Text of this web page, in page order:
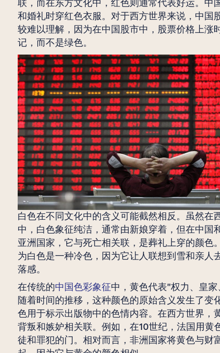
联，而在东方文化中，红色则通常代表好运。中
和婚礼时穿红色衣服。对于西方世界来说，中国
较难以理解，因为在中国股市中，股票价格上涨
记，而不是绿色。
白色在不同文化中的含义可能截然相反。虽然在
中，白色象征纯洁，通常由新娘穿着，但在中国
亚洲国家，它与死亡相关联，是葬礼上穿的颜色
为白色是一种冷色，因为它让人联想到雪和亲人
落感。
在传统的中国色彩象征中，黄色代表"权力、皇
随着时间的推移，这种颜色的原始含义发生了变
色用于标示出版物中的色情内容。在西方世界，
背叛和嫉妒相关联。例如，在10世纪，法国用黄
徒和罪犯的门。相对而言，非洲国家将黄色与财